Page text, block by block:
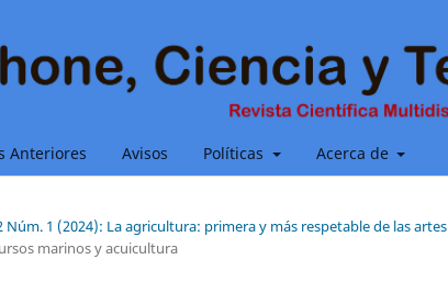
Anteriores Avisos Políticas Acerca de
Núm. 1 (2024): La agricultura: primera y más respetable de las artes
marinos y acuicultura